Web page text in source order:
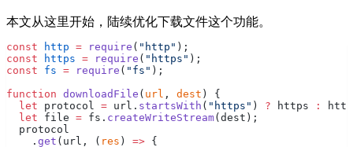
本文从这里开始，陆续优化下载文件这个功能。
const http = require ( "http" );
const https = require ( "https" );
const fs = require ( "fs" );
function downloadFile ( url , dest ) {
  let
protocol = url. startsWith ( "https" ) ? https :
  let
file = fs. createWriteStream(dest);
  protocol
    .
get (url, ( res ) => {